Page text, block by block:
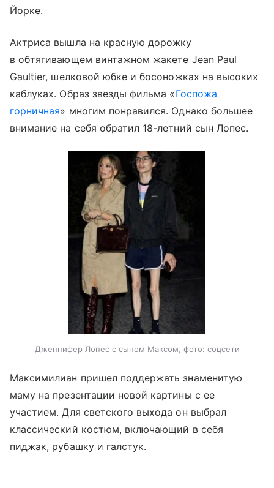
Йорке.
Актриса вышла на красную дорожку
в обтягивающем винтажном жакете Jean Paul
Gaultier, шелковой юбке и босоножках на высоких
каблуках. Образ звезды фильма «Госпожа
горничная» многим понравился. Однако большее
внимание на себя обратил 18-летний сын Лопес.
Дженнифер Лопес с сыном Максом, фото: соцсети
Максимилиан пришел поддержать знаменитую
маму на презентации новой картины с ее
участием. Для светского выхода он выбрал
классический костюм, включающий в себя
пиджак, рубашку и галстук.